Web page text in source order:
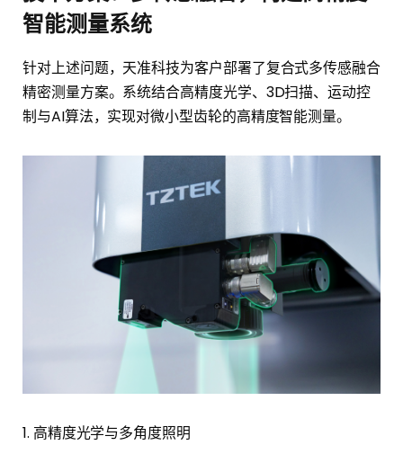
智能测量系统
针对上述问题，天准科技为客户部署了复合式多传感融合
精密测量方案。系统结合高精度光学、3D扫描、运动控
制与AI算法，实现对微小型齿轮的高精度智能测量。
1. 高精度光学与多角度照明